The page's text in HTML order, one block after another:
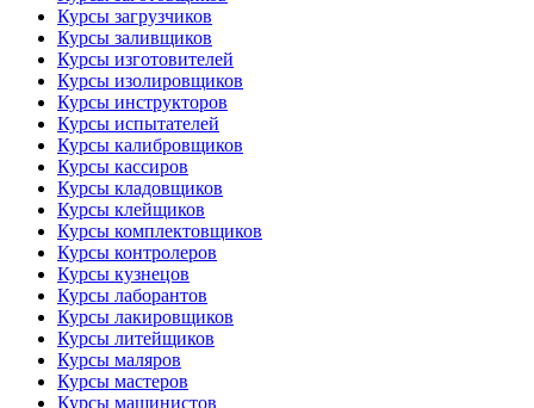
Курсы загрузчиков
Курсы заливщиков
Курсы изготовителей
Курсы изолировщиков
Курсы инструкторов
Курсы испытателей
Курсы калибровщиков
Курсы кассиров
Курсы кладовщиков
Курсы клейщиков
Курсы комплектовщиков
Курсы контролеров
Курсы кузнецов
Курсы лаборантов
Курсы лакировщиков
Курсы литейщиков
Курсы маляров
Курсы мастеров
Курсы машинистов